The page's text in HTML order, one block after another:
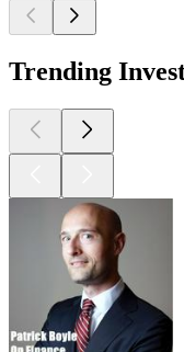
Trending